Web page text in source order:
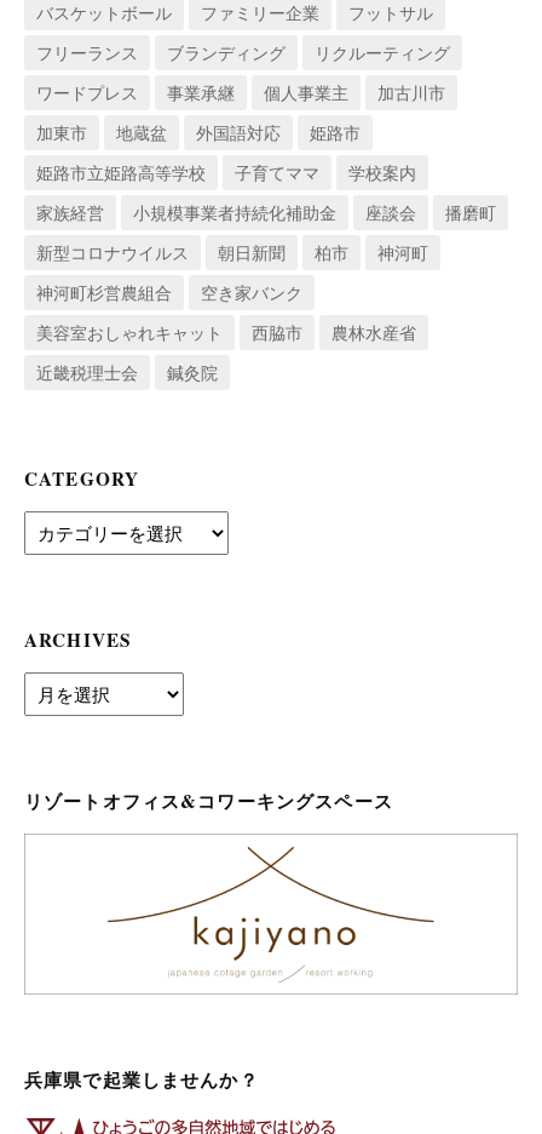
バスケットボール
ファミリー企業
フットサル
フリーランス
ブランディング
リクルーティング
ワードプレス
事業承継 個人事業主
加古川市
加東市
地蔵盆 外国語対応
姫路市
姫路市立姫路高等学校
子育てママ
学校案内
家族経営
小規模事業者持続化補助金 座談会
播磨町
新型コロナウイルス
朝日新聞 柏市
神河町
神河町杉営農組合
空き家バンク
美容室おしゃれキャット
西脇市
農林水産省
近畿税理士会
鍼灸院
CATEGORY
Category
ARCHIVES
archives
リゾートオフィス&コワーキングスペース
兵庫県で起業しませんか？